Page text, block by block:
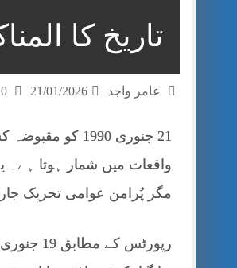
تاریخ کا
عامر واجد 21/01/2026
21 جنوری 1990
مگر پُرامن عوامی تحریک